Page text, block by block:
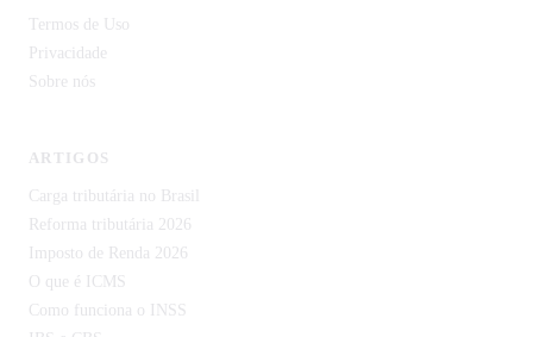
Termos de Uso
Privacidade
Sobre nós
ARTIGOS
Carga tributária no Brasil
Reforma tributária 2026
Imposto de Renda 2026
O que é ICMS
Como funciona o INSS